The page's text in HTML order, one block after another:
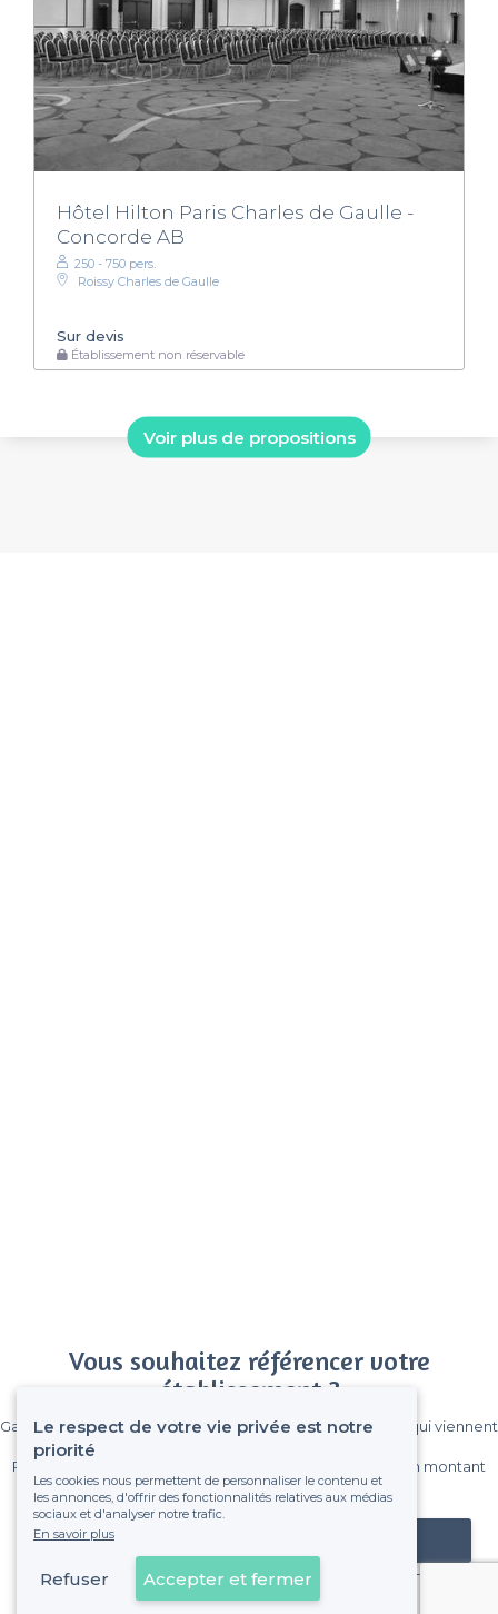
Hôtel Hilton Paris Charles de Gaulle -
Concorde AB
250 - 750 pers.
Roissy Charles de Gaulle
Sur devis
Établissement non réservable
Voir plus de propositions
Vous souhaitez référencer votre
établissement ?
Gagnez de nombreux clients parmi le million de visiteurs qui viennent
Pas de commissions et sans engagement, vous payez un montant
fixe sans risque de voir déraper la facture.
Référencer mon établissement
Déjà client
Le respect de votre vie privée est notre
priorité
Les cookies nous permettent de personnaliser le contenu et
les annonces, d'offrir des fonctionnalités relatives aux médias
sociaux et d'analyser notre trafic.
En savoir plus
Refuser Accepter et fermer